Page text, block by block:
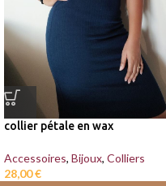
collier pétale en wax
Accessoires, Bijoux, Colliers
28,00€